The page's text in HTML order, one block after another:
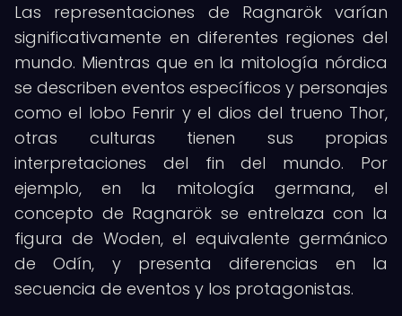
Las representaciones de Ragnarök varían
significativamente en diferentes regiones del
mundo. Mientras que en la mitología nórdica
se describen eventos específicos y personajes
como el lobo Fenrir y el dios del trueno Thor,
otras culturas tienen sus propias
interpretaciones del fin del mundo. Por
ejemplo, en la mitología germana, el
concepto de Ragnarök se entrelaza con la
figura de Woden, el equivalente germánico
de Odín, y presenta diferencias en la
secuencia de eventos y los protagonistas.